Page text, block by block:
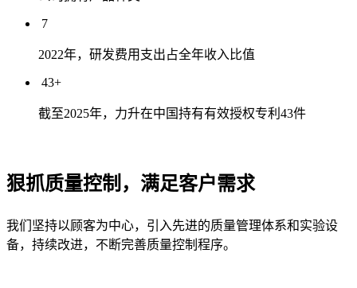
7
2022年，研发费用支出占全年收入比值
43+
截至2025年，力升在中国持有有效授权专利43件
狠抓质量控制 ，满足客户需求
我们坚持以顾客为中心，引入先进的质量管理体系和实验设
备，持续改进，不断完善质量控制程序。